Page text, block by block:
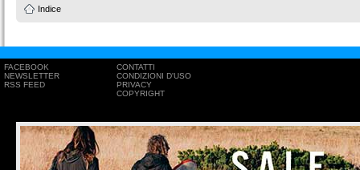
Indice
FACEBOOK
NEWSLETTER
RSS FEED
CONTATTI
CONDIZIONI D'USO
PRIVACY
COPYRIGHT